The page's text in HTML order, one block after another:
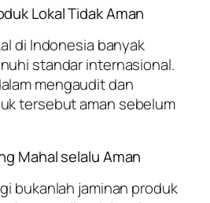
Lokal Tidak Aman
di Indonesia banyak
standar internasional.
mengaudit dan
tersebut aman sebelum
Mahal selalu Aman
bukanlah jaminan produk